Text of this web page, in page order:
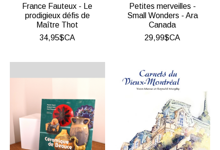
France Fauteux - Le
prodigieux défis de
Maître Thot
34,95$CA
Petites merveilles -
Small Wonders - Ara
Canada
29,99$CA